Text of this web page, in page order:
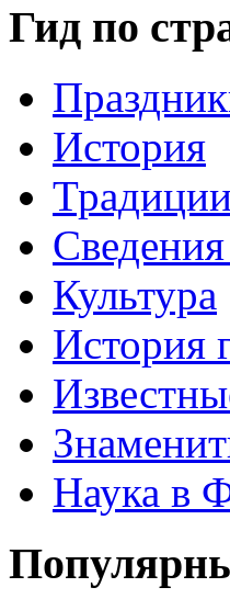
Гид по
История
Традиции
Культура
История
Наука в